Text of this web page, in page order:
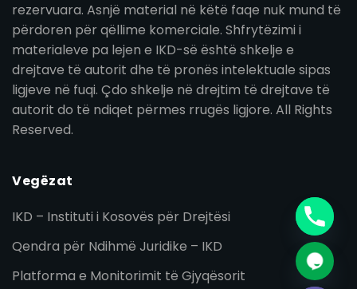
rezervuara. Asnjë material në këtë faqe nuk mund të
përdoren për qëllime komerciale. Shfrytëzimi i
materialeve pa lejen e IKD-së është shkelje e
drejtave të autorit dhe të pronës intelektuale sipas
ligjeve në fuqi. Çdo shkelje në drejtim të drejtave të
autorit do të ndiqet përmes rrugës ligjore. All Rights
Reserved.
Vegëzat
IKD – Instituti i Kosovës për Drejtësi
Qendra për Ndihmë Juridike – IKD
Platforma e Monitorimit të Gjyqësorit